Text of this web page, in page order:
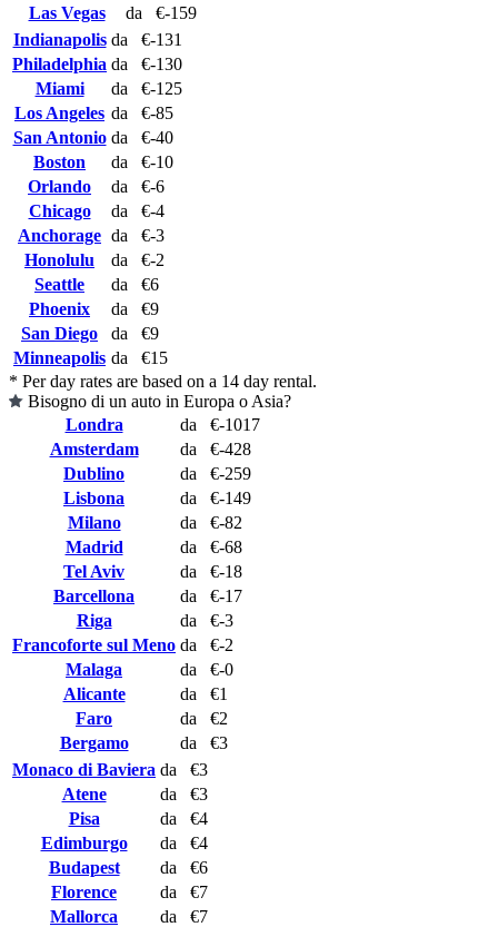
Las Vegas
da
€-159
Indianapolis da
€-131
Philadelphia da
€-130
Miami
da
€-125
Los Angeles da
€-85
San Antonio da
€-40
Boston
da
€-10
Orlando
da
€-6
Chicago
da
€-4
Anchorage da
€-3
Honolulu
da
€-2
Seattle
da
€6
Phoenix
da
€9
San Diego
da
€9
Minneapolis da
€15
* Per day rates are based on a 14 day rental.
Bisogno di un auto in Europa o Asia?
Londra
da
€-1017
Amsterdam
da
€-428
Dublino
da
€-259
Lisbona
da
€-149
Milano
da
€-82
Madrid
da
€-68
Tel Aviv
da
€-18
Barcellona
da
€-17
Riga
da
€-3
Francoforte sul Meno da
€-2
Malaga
da
€-0
Alicante
da
€1
Faro
da
€2
Bergamo
da
€3
Monaco di Baviera da
€3
Atene
da
€3
Pisa
da
€4
Edimburgo
da
€4
Budapest
da
€6
Florence
da
€7
Mallorca
da €7